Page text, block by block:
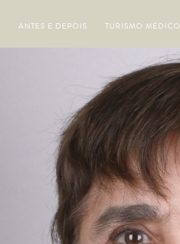
ANTES E DEPOIS TURISMO MÉDICO